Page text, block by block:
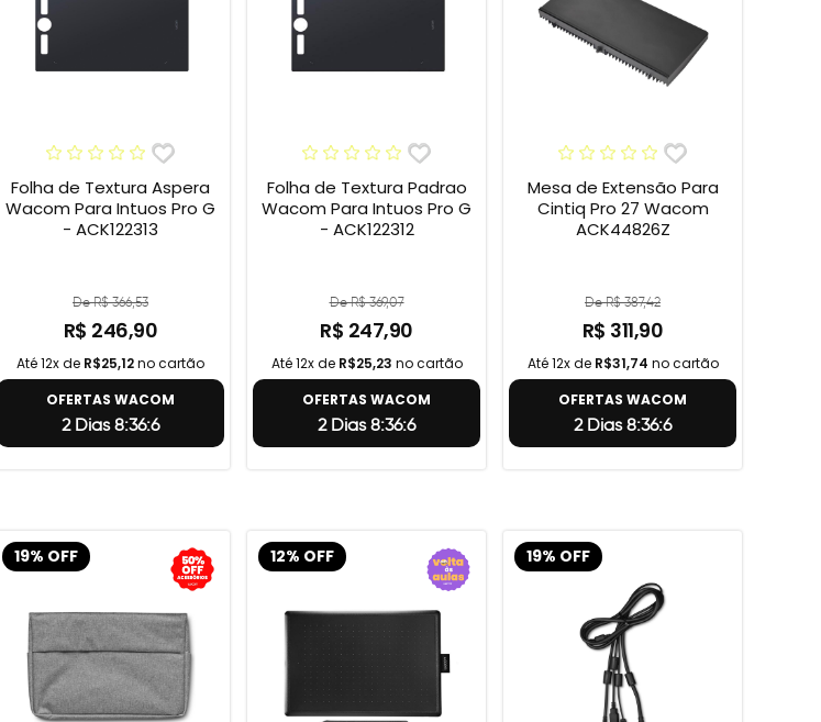
Folha de Textura Aspera
Wacom Para Intuos Pro G
- ACK122313
De R$ 366,53
R$ 246,90
Até 12x de R$25,12no cartão
OFERTAS WACOM
2 Dias 8:36:5
Folha de Textura Padrao
Wacom Para Intuos Pro G
- ACK122312
De R$ 369,07
R$ 247,90
Até 12x de R$25,23 no cartão
OFERTAS WACOM
2 Dias 8:36:5
Mesa de Extensão Para
Cintiq Pro 27 Wacom
ACK44826Z
De R$ 387,42
R$ 311,90
Até 12x de R$31,74 no cartão
OFERTAS WACOM
2 Dias 8:36:5
19% OFF 12% OFF 19% OFF